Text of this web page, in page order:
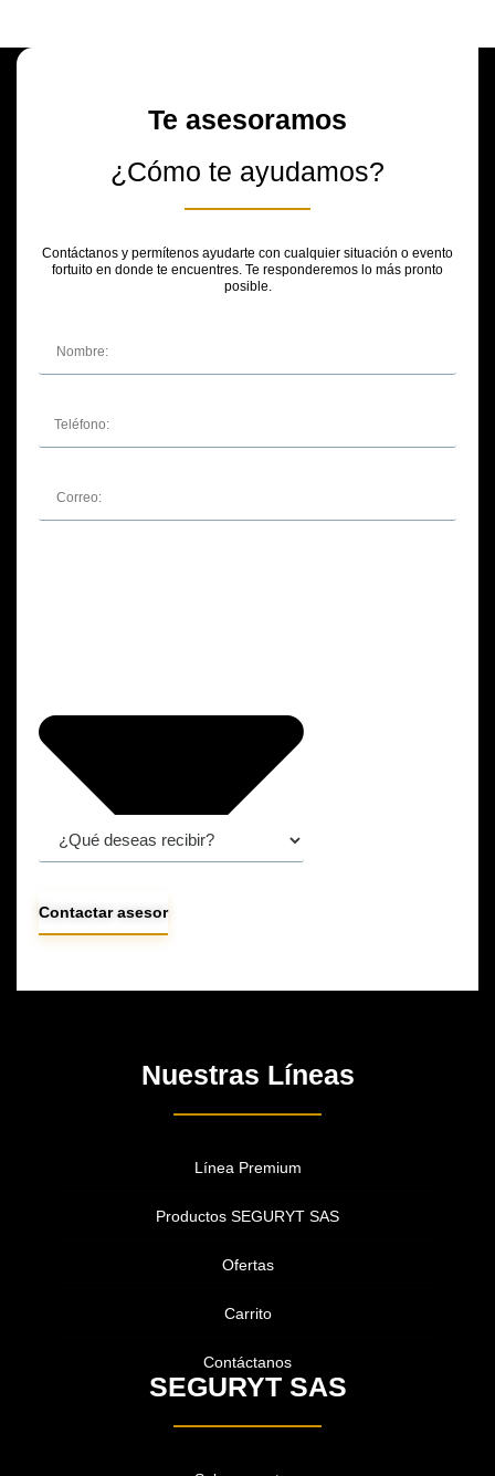
Te asesoramos
¿Cómo te ayudamos?
Contáctanos y permítenos ayudarte con cualquier situación o evento
fortuito en donde te encuentres. Te responderemos lo más pronto
posible.
Contactar asesor
Nuestras Líneas
Línea Premium
Productos SEGURYT SAS
Ofertas
Carrito
Contáctanos
SEGURYT SAS